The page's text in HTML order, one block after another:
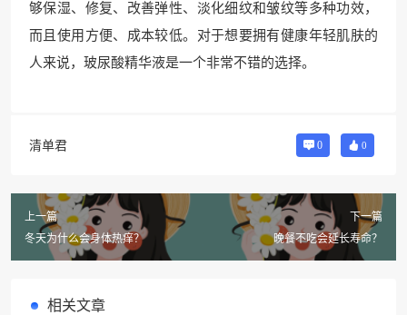
够保湿、修复、改善弹性、淡化细纹和皱纹等多种功效，
而且使用方便、成本较低。对于想要拥有健康年轻肌肤的
人来说，玻尿酸精华液是一个非常不错的选择。
清单君 0 0
上一篇
冬天为什么会身体热痒？
下一篇
晚餐不吃会延长寿命？
相关文章